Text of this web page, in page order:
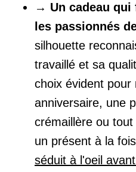
→ Un cadeau
les passionnés
silhouette
travaillé et sa
choix évident pour
anniversaire, une
crémaillère ou
un présent à la
séduit à l'oeil